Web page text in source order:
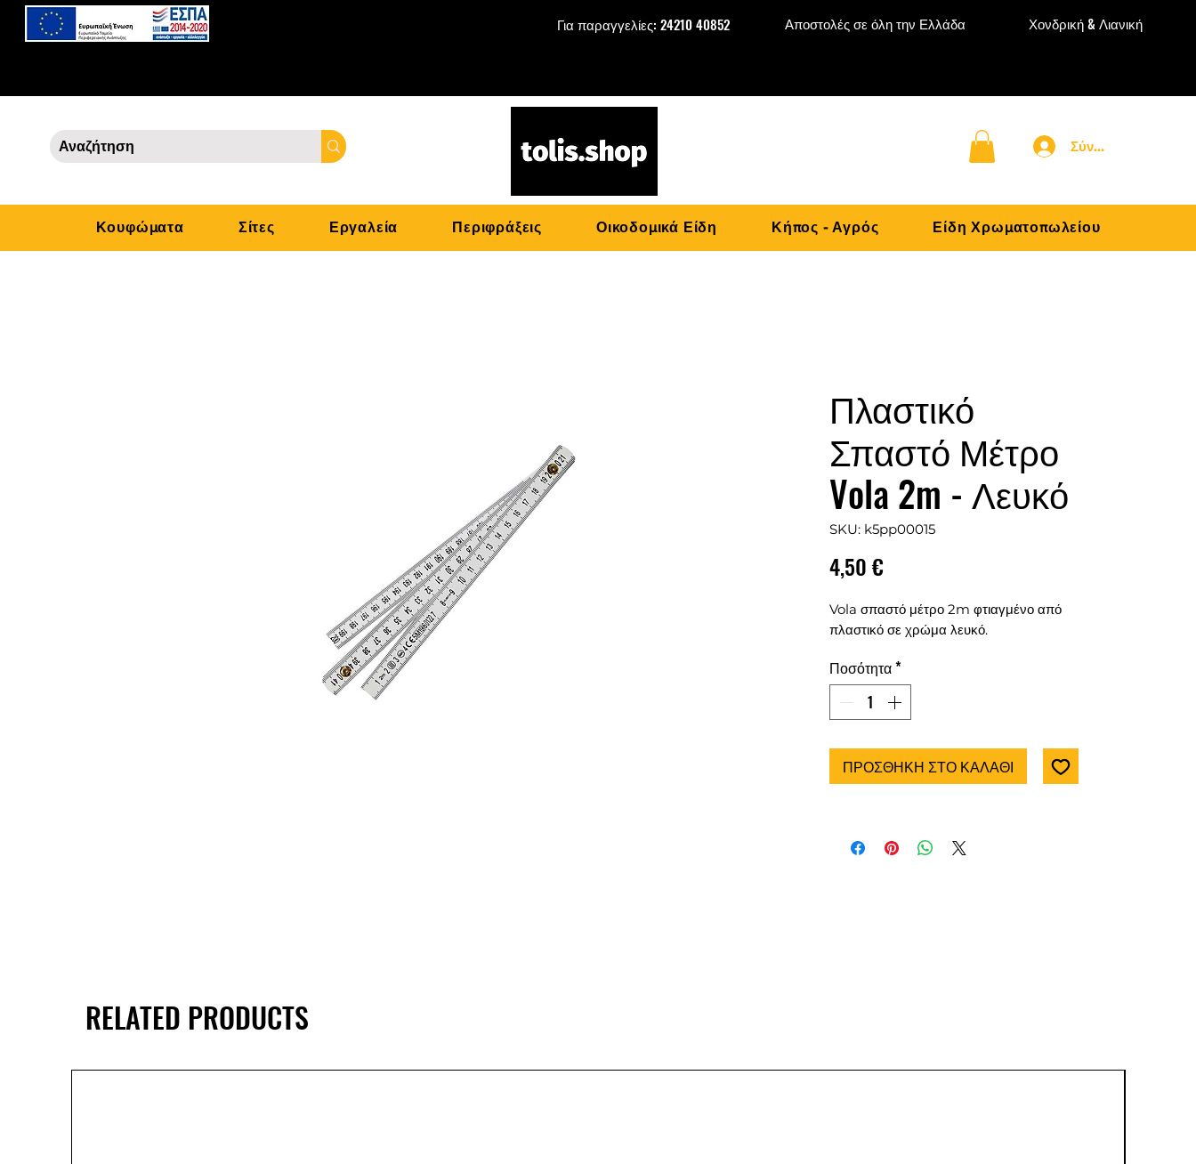
Για παραγγελίες: 24210 40852 Αποστολές σε όλη την Ελλάδα Χονδρική & Λιανική
Σύνδεση
Κουφώματα Σίτες Εργαλεία Περιφράξεις Οικοδομικά Είδη Κήπος - Αγρός Είδη Χρωματοπωλείου
Πλαστικό
Σπαστό Μέτρο
Vola 2m - Λευκό
SKU: k5pp00015
4,50 €
Vola σπαστό μέτρο 2m φτιαγμένο από
πλαστικό σε χρώμα λευκό.
Ποσότητα*
ΠΡΟΣΘΗΚΗ ΣΤΟ ΚΑΛΑΘΙ
RELATED PRODUCTS